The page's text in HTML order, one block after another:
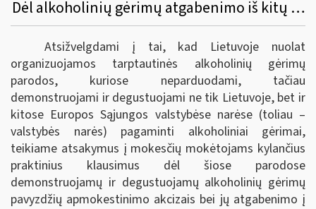
Dėl alkoholinių gėrimų atgabenimo iš kitų Europos sąjungos valstybių narių į tarptautines parodas Lietuvoje bei akcizų sumokėjimo
Atsižvelgdami į tai, kad Lietuvoje nuolat
organizuojamos tarptautinės alkoholinių gėrimų
parodos, kuriose neparduodami, tačiau
demonstruojami ir degustuojami ne tik Lietuvoje, bet ir
kitose Europos Sąjungos valstybėse narėse (toliau –
valstybės narės) pagaminti alkoholiniai gėrimai,
teikiame atsakymus į mokesčių mokėtojams kylančius
praktinius klausimus dėl šiose parodose
demonstruojamų ir degustuojamų alkoholinių gėrimų
pavyzdžių apmokestinimo akcizais bei jų atgabenimo į